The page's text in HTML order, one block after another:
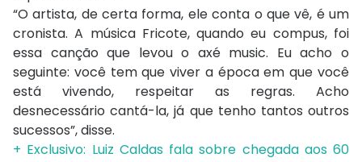
“O artista, de certa forma, ele conta o que vê, é um
cronista. A música Fricote, quando eu compus, foi
essa canção que levou o axé music. Eu acho o
seguinte: você tem que viver a época em que você
está vivendo, respeitar as regras. Acho
desnecessário cantá-la, já que tenho tantos outros
sucessos”, disse.
+ Exclusivo: Luiz Caldas fala sobre chegada aos 60